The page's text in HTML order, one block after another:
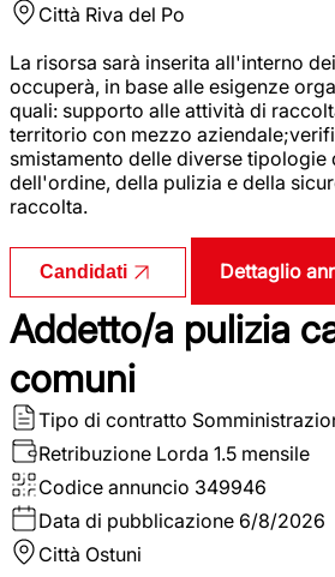
Città Riva del Po
La risorsa sarà inserita all'interno
occuperà, in base alle esigenze
quali: supporto alle attività di
territorio con mezzo
smistamento delle diverse
dell'ordine, della pulizia e della
raccolta.
Candidati Dettaglio
Addetto/a pulizia
comuni
Tipo di contratto
Retribuzione Lorda 1.5 mensile
Codice annuncio 349946
Data di pubblicazione 6/8/2026
Città Ostuni